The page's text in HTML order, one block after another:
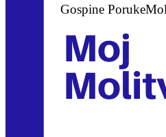
Gospine Poruke